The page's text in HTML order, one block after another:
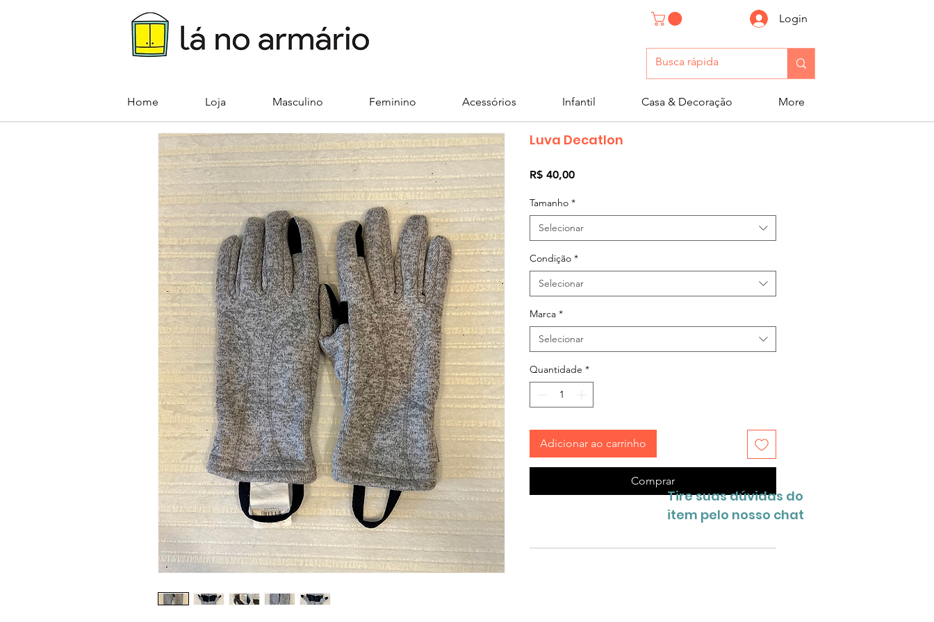
Login
Home Loja Masculino Feminino Acessórios Infantil Casa & Decoração More
Luva Decatlon
R$ 40,00Preço
Tamanho *
Selecionar
Condição *
Selecionar
Marca *
Selecionar
Quantidade *
Adicionar ao carrinho
Comprar
Tire suas dúvidas do
item pelo nosso chat